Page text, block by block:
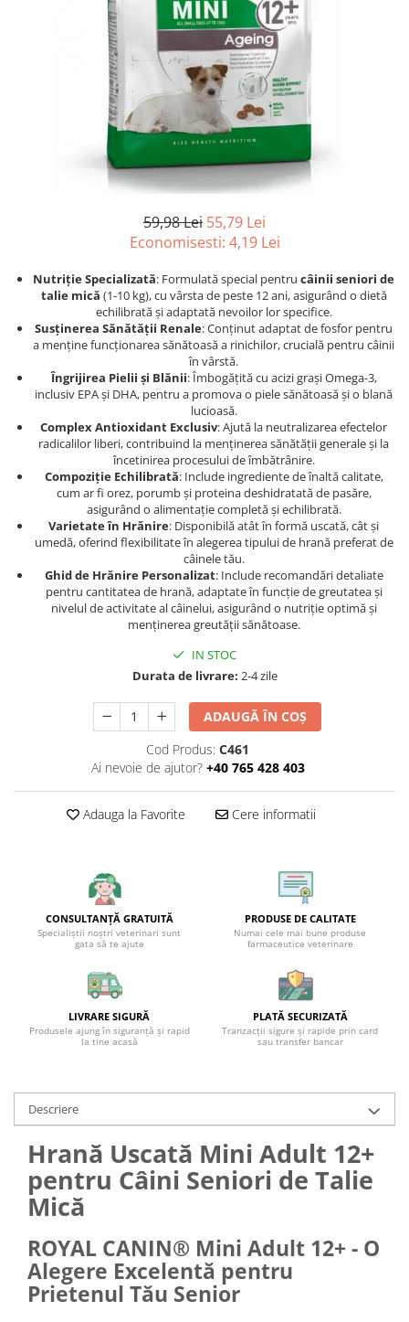
Afecțiuni hepatice
Afecțiuni neurologice
Afecțiuni oftalmice
Afecțiuni oncologice
Afecțiuni renale și urinare
Afecțiuni respiratorii
Hrană umedă
Hrană uscată
Recompense și snack-uri
Igienă
Igienă orală
Șampoane și balsamuri
Afecțiuni hepatice
Afecțiuni neurologice
Afecțiuni oftalmice
Afecțiuni oncologice
Afecțiuni respiratorii
Afecțiuni renale și urinare
Hrană umedă
Hrană uscată
Igienă
Așternut Tofu / Nisip
Igienă orală
Șampoane și balsamuri
59,98 Lei 55,79 Lei
Economisesti: 4,19 Lei
Nutriție Specializată: Formulată special pentru câinii seniori de
talie mică (1-10 kg), cu vârsta de peste 12 ani, asigurând o dietă
echilibrată și adaptată nevoilor lor specifice.
Susținerea Sănătății Renale: Conținut adaptat de fosfor pentru
a menține funcționarea sănătoasă a rinichilor, crucială pentru câinii
în vârstă.
Îngrijirea Pielii și Blănii: Îmbogățită cu acizi grași Omega-3,
inclusiv EPA și DHA, pentru a promova o piele sănătoasă și o blană
lucioasă.
Complex Antioxidant Exclusiv: Ajută la neutralizarea efectelor
radicalilor liberi, contribuind la menținerea sănătății generale și la
încetinirea procesului de îmbătrânire.
Compoziție Echilibrată: Include ingrediente de înaltă calitate,
cum ar fi orez, porumb și proteina deshidratată de pasăre,
asigurând o alimentație completă și echilibrată.
Varietate în Hrănire: Disponibilă atât în formă uscată, cât și
umedă, oferind flexibilitate în alegerea tipului de hrană preferat de
câinele tău.
Ghid de Hrănire Personalizat: Include recomandări detaliate
pentru cantitatea de hrană, adaptate în funcție de greutatea și
nivelul de activitate al câinelui, asigurând o nutriție optimă și
menținerea greutății sănătoase.
IN STOC
Durata de livrare: 2-4 zile
ADAUGĂ ÎN COȘ
Cod Produs: C461
Ai nevoie de ajutor? +40 765 428 403
Adauga la Favorite Cere informatii
CONSULTANȚĂ GRATUITĂ
Specialiștii noștri veterinari sunt
gata să te ajute
PRODUSE DE CALITATE
Numai cele mai bune produse
farmaceutice veterinare
LIVRARE SIGURĂ
Produsele ajung în siguranță și rapid
la tine acasă
PLATĂ SECURIZATĂ
Tranzacții sigure și rapide prin card
sau transfer bancar
Descriere
Hrană Uscată Mini Adult 12+
pentru Câini Seniori de Talie
Mică
ROYAL CANIN® Mini Adult 12+ - O
Alegere Excelentă pentru
Prietenul Tău Senior